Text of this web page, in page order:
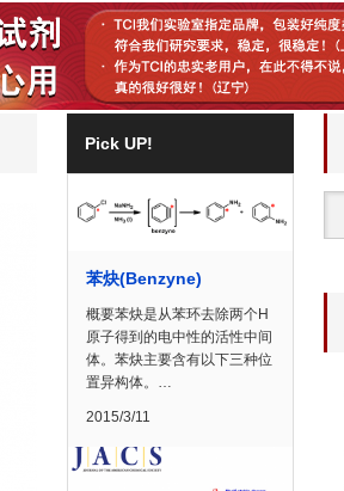
Pick UP!
苯炔(Benzyne)
概要苯炔是从苯环去除两个H
原子得到的电中性的活性中间
体。苯炔主要含有以下三种位
置异构体。…
2015/3/11